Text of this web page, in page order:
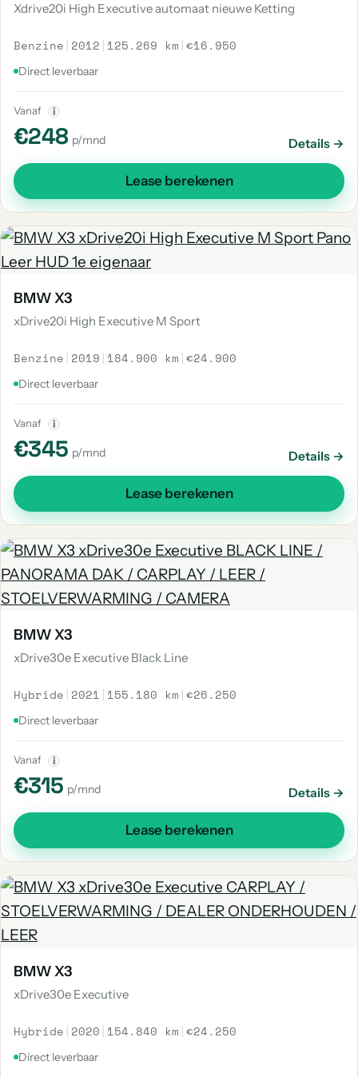
Xdrive20i High Executive automaat nieuwe Ketting
Benzine | 2012 | 125.269 km |€16.950
Direct leverbaar
Vanaf i
€248 p/mnd Details →
Lease berekenen
BMW X3
xDrive20i High Executive M Sport
Benzine | 2019 | 184.900 km |€24.900
Direct leverbaar
Vanaf i
€345 p/mnd Details →
Lease berekenen
BMW X3
xDrive30e Executive Black Line
Hybride | 2021 | 155.180 km |€26.250
Direct leverbaar
Vanaf i
€315 p/mnd Details →
Lease berekenen
BMW X3
xDrive30e Executive
Hybride | 2020 | 154.840 km |€24.250
Direct leverbaar